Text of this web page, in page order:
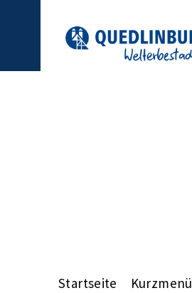
Startseite Kurzmenü